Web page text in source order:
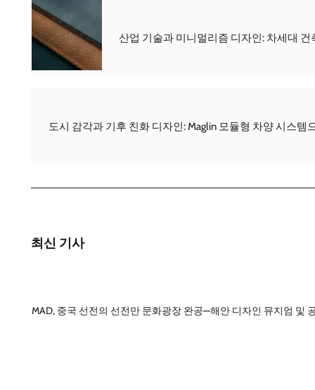
산업 기술과 미니멀리즘 디자인: 차세대
도시 감각과 기후 친화 디자인: Maglin 모듈형 차양 시스템
최신 기사
MAD, 중국 선전의 선전만 문화광장 완공—해안 디자인 뮤지엄 및